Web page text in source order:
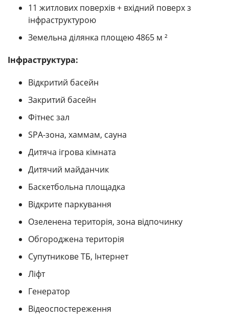
11 житлових поверхів + вхідний поверх з
інфраструктурою
Земельна ділянка площею 4865 м ²
Інфраструктура:
Відкритий басейн
Закритий басейн
Фітнес зал
SPA-зона, хаммам, сауна
Дитяча ігрова кімната
Дитячий майданчик
Баскетбольна площадка
Відкрите паркування
Озеленена територія, зона відпочинку
Обгороджена територія
Супутникове ТБ, Інтернет
Ліфт
Генератор
Відеоспостереження